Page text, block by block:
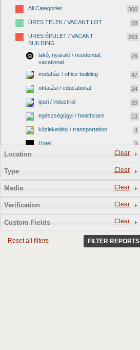
All Categories 300
ÜRES TELEK / VACANT LOT 58
ÜRES ÉPÜLET / VACANT
BUILDING
263
lakó, nyaraló / residential,
vacational
76
irodaház / office building 47
oktatási / educational 24
ipari / industrial 39
egészségügyi / healthcare 13
közlekedési / transportation 4
Hotel 2
2
0
kereskedelmi / commercial
egyéb / other 12
kulturális / cultural
BEFEJEZETLEN ÉPÜLET /
UNFINISHED BUILDING
13
Clear
Location
Clear
Type
Clear
Media
Clear
Verification
Clear
Custom Fields
Reset all filters FILTER REPORTS